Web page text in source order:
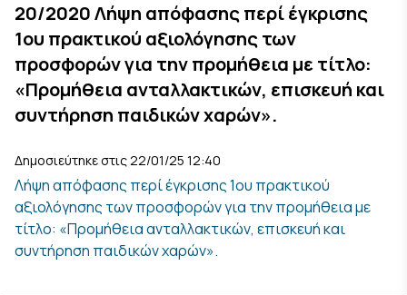
20/2020 Λήψη απόφασης περί έγκρισης
1ου πρακτικού αξιολόγησης των
προσφορών για την προμήθεια με τίτλο:
«Προμήθεια ανταλλακτικών, επισκευή και
συντήρηση παιδικών χαρών».
Δημοσιεύτηκε στις 22/01/25 12:40
Λήψη απόφασης περί έγκρισης 1ου πρακτικού
αξιολόγησης των προσφορών για την προμήθεια με
τίτλο: «Προμήθεια ανταλλακτικών, επισκευή και
συντήρηση παιδικών χαρών».